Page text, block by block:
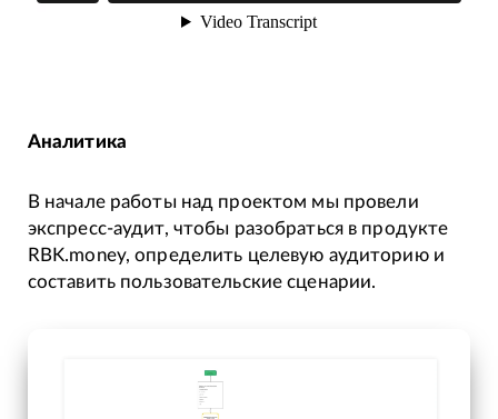
Аналитика
В начале работы над проектом мы провели
экспресс-аудит, чтобы разобраться в продукте
RBK.money, определить целевую аудиторию и
составить пользовательские сценарии.